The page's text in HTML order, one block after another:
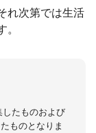
れ次第では生活
。
したものおよび
ものとなりま